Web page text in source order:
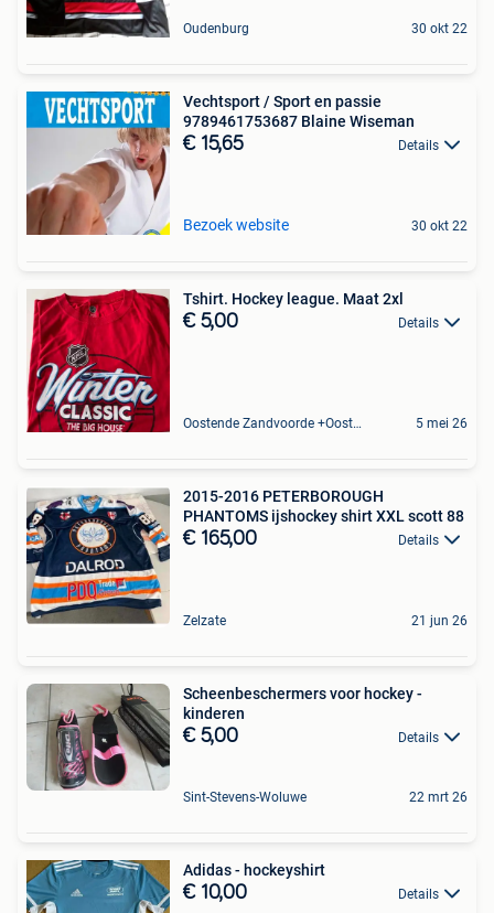
Oudenburg 30 okt 22
Vechtsport / Sport en passie
9789461753687 Blaine Wiseman
€ 15,65 Details
Bezoek website 30 okt 22
Tshirt. Hockey league. Maat 2xl
€ 5,00 Details
Oostende Zandvoorde +Oostende 5 mei 26
2015-2016 PETERBOROUGH
PHANTOMS ijshockey shirt XXL scott 88
€ 165,00 Details
Zelzate 21 jun 26
Scheenbeschermers voor hockey -
kinderen
€ 5,00 Details
Sint-Stevens-Woluwe 22 mrt 26
Adidas - hockeyshirt
€ 10,00 Details